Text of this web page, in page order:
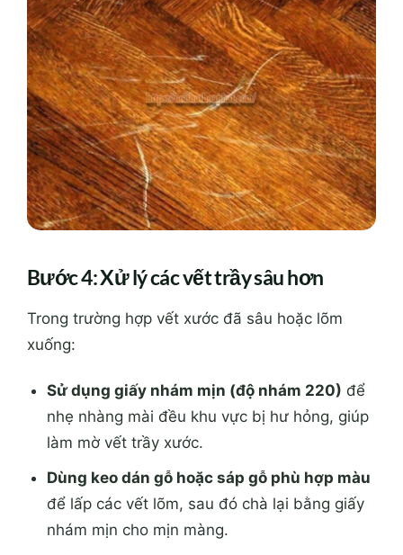
Bước 4: Xử lý các vết trầy sâu hơn
Trong trường hợp vết xước đã sâu hoặc lõm
xuống:
Sử dụng giấy nhám mịn (độ nhám 220) để
nhẹ nhàng mài đều khu vực bị hư hỏng, giúp
làm mờ vết trầy xước.
Dùng keo dán gỗ hoặc sáp gỗ phù hợp màu
để lấp các vết lõm, sau đó chà lại bằng giấy
nhám mịn cho mịn màng.